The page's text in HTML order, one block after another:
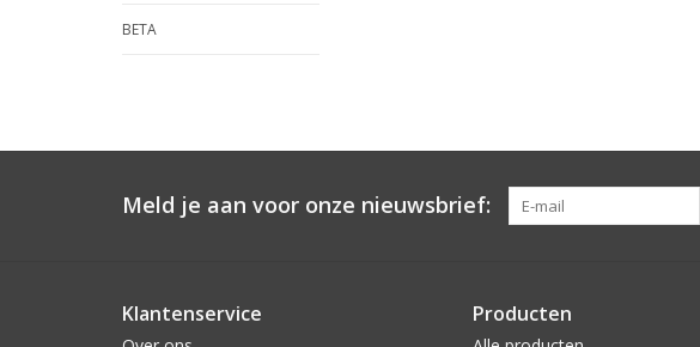
BETA
Meld je aan voor onze nieuwsbrief:
Klantenservice Producten